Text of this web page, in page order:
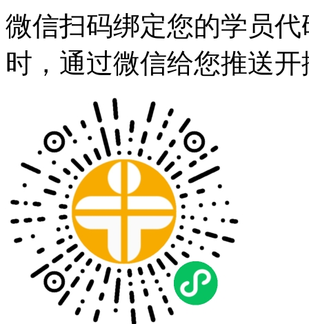
微信扫码绑定您的学员
时，通过微信给您推送